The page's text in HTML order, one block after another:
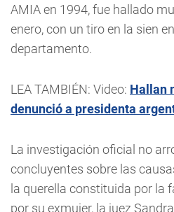
AMIA en 1994, fue hallado
enero, con un tiro en la sien
departamento.
LEA TAMBIÉN: Video: Hallan
denunció a presidenta
La investigación oficial no
concluyentes sobre las
la querella constituida por la
por su exmujer, la juez